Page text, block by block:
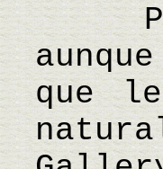
que